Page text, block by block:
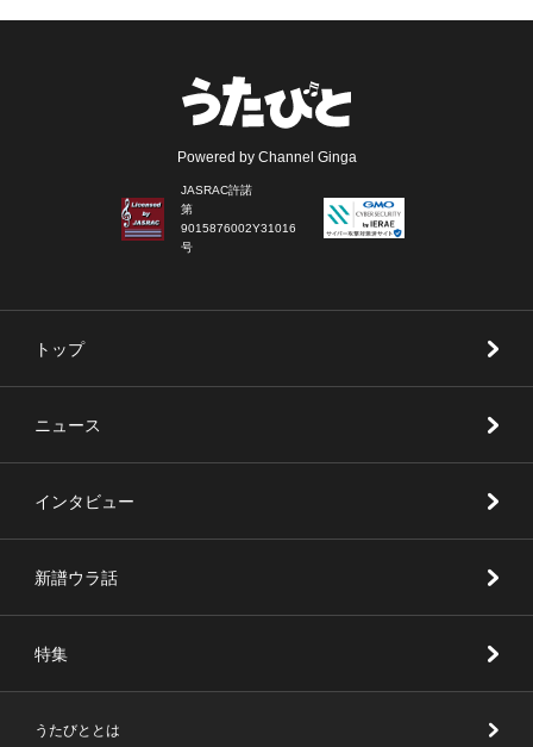
Powered by Channel Ginga
JASRAC許諾
第
9015876002Y31016
号
トップ
ニュース
インタビュー
新譜ウラ話
特集
うたびととは